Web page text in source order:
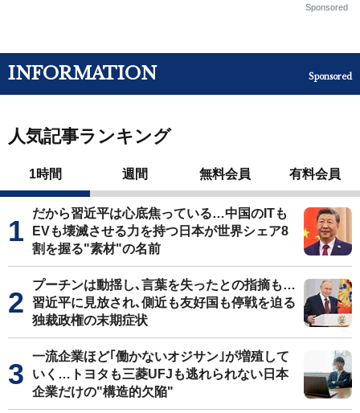
Sponsored
INFORMATION Sponsored
人気記事ランキング
1時間 週間 無料会員 有料会員
だから習近平は心底焦っている…中国のITも
EVも壊滅させる力を持つ日本が世界シェア8
割を握る"素材"の名前
プーチンは動揺し､言葉を失ったとの指摘も…
習近平に見放され､側近も友好国も停戦を迫る
独裁政権の末期症状
一流企業ほど｢働かないオジサン｣が増殖して
いく…トヨタも三菱UFJも逃れられない日本
企業だけの"構造的欠陥"